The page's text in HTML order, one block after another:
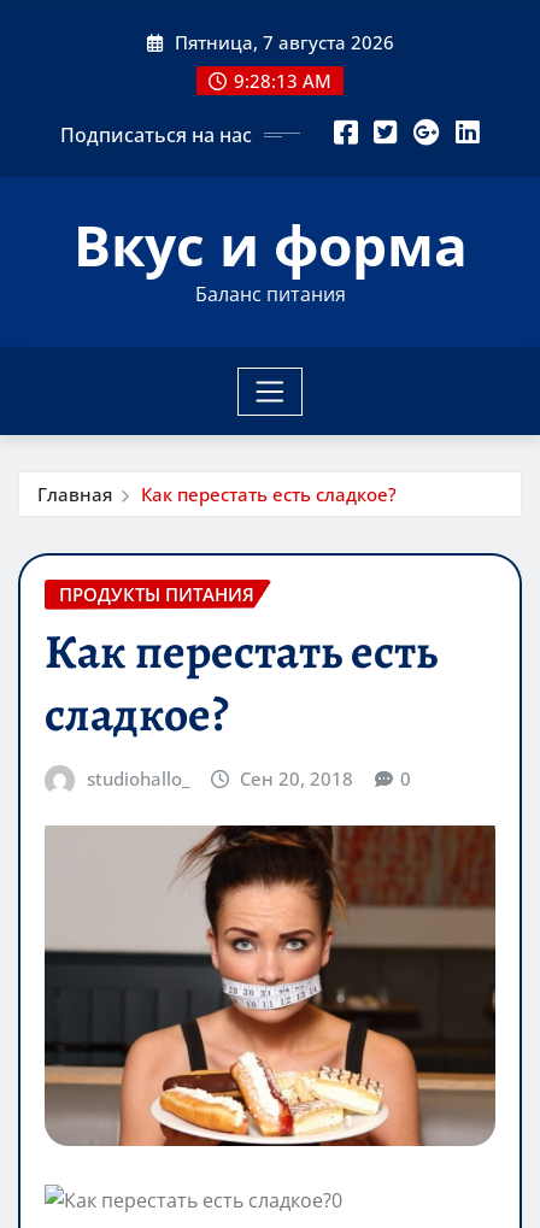
Пятница, 7 августа 2026
9:28:15 AM
Подписаться на нас
Вкус и форма
Баланс питания
Главная Как перестать есть сладкое?
ПРОДУКТЫ ПИТАНИЯ
Как перестать есть
сладкое?
studiohallo_ Сен 20, 2018 0